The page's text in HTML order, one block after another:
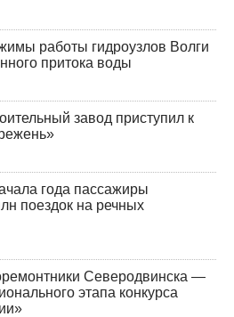
работы гидроузлов Волги
притока воды
завод приступил к
года пассажиры
поездок на речных
Северодвинска —
этапа конкурса